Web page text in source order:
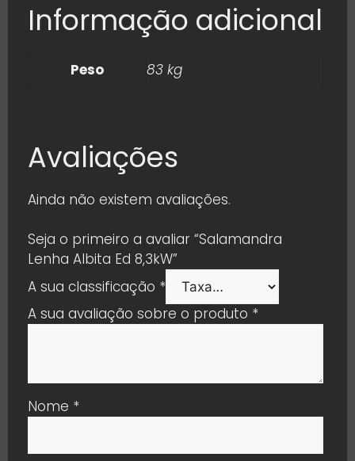
Informação adicional
Peso 83 kg
Avaliações
Ainda não existem avaliações.
Seja o primeiro a avaliar “Salamandra
Lenha Albita Ed 8,3kW”
A sua classificação *
A sua avaliação sobre o produto *
Nome *